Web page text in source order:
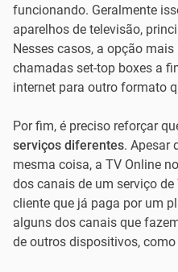
funcionando. Geralmente
aparelhos de televisão,
Nesses casos, a opção
chamadas set-top boxes a
internet para outro formato
Por fim, é preciso reforçar
serviços diferentes. Apesar
mesma coisa, a TV Online
dos canais de um serviço de
cliente que já paga por um
alguns dos canais que
de outros dispositivos, como